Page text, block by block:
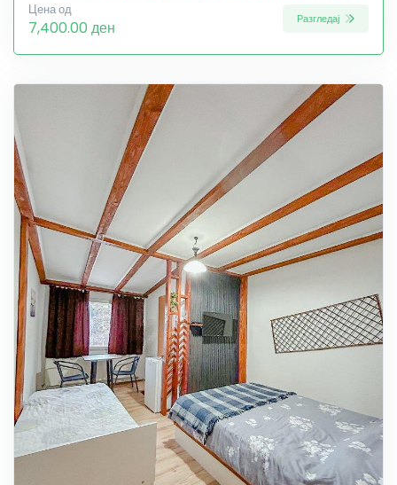
Цена од
7,400.00 ден Разгледај